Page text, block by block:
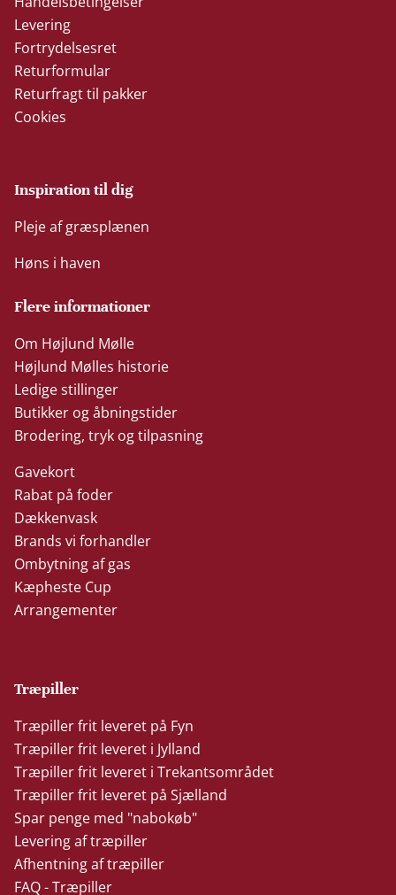
Levering
Fortrydelsesret
Returformular
Returfragt til pakker
Cookies
Inspiration til dig
Pleje af græsplænen
Høns i haven
Flere informationer
Om Højlund Mølle
Højlund Mølles historie
Ledige stillinger
Butikker og åbningstider
Brodering, tryk og tilpasning
Gavekort
Rabat på foder
Dækkenvask
Brands vi forhandler
Ombytning af gas
Kæpheste Cup
Arrangementer
Træpiller
Træpiller frit leveret på Fyn
Træpiller frit leveret i Jylland
Træpiller frit leveret i Trekantsområdet
Træpiller frit leveret på Sjælland
Spar penge med "nabokøb"
Levering af træpiller
Afhentning af træpiller
FAQ - Træpiller